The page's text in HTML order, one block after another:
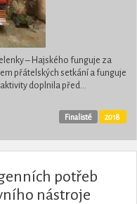
– Hajského funguje za
přátelských setkání a funguje
doplnila před...
2018
Finalisté
potřeb
nástroje